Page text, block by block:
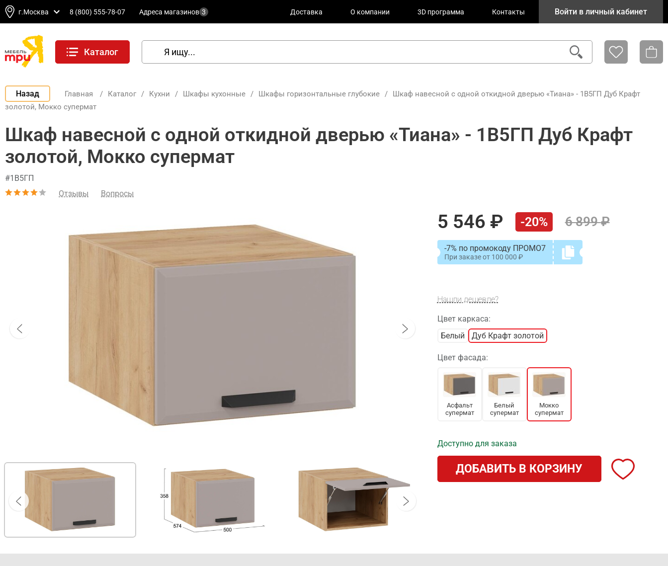
г.Москва 8 (800) 555-78-07 Адреса магазинов 3 Доставка О компании 3D программа Контакты Войти в личный кабинет
Каталог
Назад Главная / Каталог / Кухни / Шкафы кухонные / Шкафы горизонтальные глубокие /
Шкаф навесной c одной откидной дверью «Тиана» - 1В5ГП Дуб Крафт
золотой, Мокко супермат
Шкаф навесной c одной откидной дверью «Тиана» - 1В5ГП Дуб Крафт
золотой, Мокко супермат
#1В5ГП
Отзывы
Вопросы
5 546 -20% 6 899
-7% по промокоду ПРОМО7
При заказе от 100 000
Нашли дешевле?
Цвет каркаса:
Белый
Дуб Крафт золотой
Цвет фасада:
Асфальт
супермат
Белый
супермат
Мокко
супермат
Доступно для заказа
ДОБАВИТЬ В КОРЗИНУ